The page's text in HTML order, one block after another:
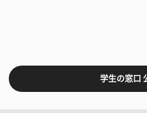
学生の窓口